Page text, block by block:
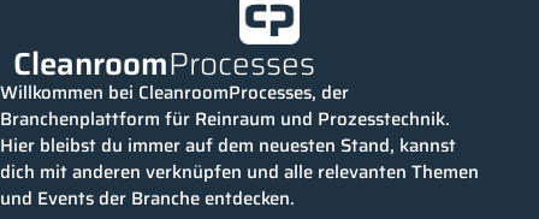
CleanroomProcesses
Willkommen bei CleanroomProcesses, der
Branchenplattform für Reinraum und Prozesstechnik.
Hier bleibst du immer auf dem neuesten Stand, kannst
dich mit anderen verknüpfen und alle relevanten Themen
und Events der Branche entdecken.